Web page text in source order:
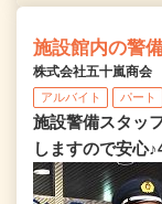
施設館内の警
株式会社五十嵐商会
アルバイト パート
施設警備スタッ
しますので安心